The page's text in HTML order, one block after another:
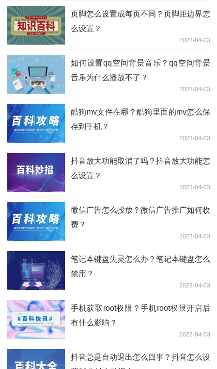
页脚怎么设置成每页不同？页脚距边界怎
么设置？
2023-04-03
如何设置qq空间背景音乐？qq空间背景
音乐为什么播放不了？
2023-04-03
酷狗mv文件在哪？酷狗里面的mv怎么保
存到手机？
2023-04-03
抖音放大功能取消了吗？抖音放大功能怎
么设置？
2023-04-03
微信广告怎么投放？微信广告推广如何收
费？
2023-04-03
笔记本键盘失灵怎么办？笔记本键盘怎么
禁用？
2023-04-03
手机获取root权限？手机root权限开启后
有什么影响？
2023-04-03
抖音总是自动退出怎么回事？抖音怎么设